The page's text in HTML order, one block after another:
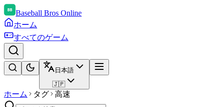
Baseball Bros Online
ホーム
すべてのゲーム
日本語
🇯🇵
ホーム タグ 高速